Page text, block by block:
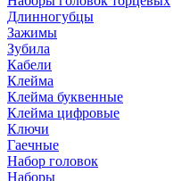
Длинногубцы
Зажимы
Зубила
Кабели
Клейма
Клейма буквенные
Клейма цифровые
Ключи
Гаечные
Набор головок
Наборы